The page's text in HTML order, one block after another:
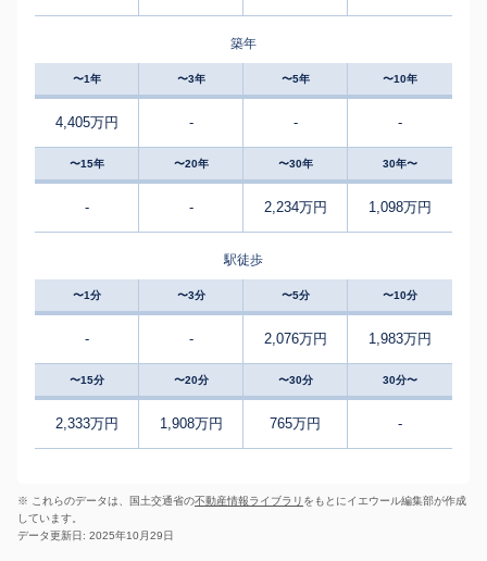
築年
〜1年 〜3年 〜5年 〜10年
4,405万円 - - -
〜15年 〜20年 〜30年 30年〜
- - 2,234万円 1,098万円
駅徒歩
〜1分 〜3分 〜5分 〜10分
- - 2,076万円 1,983万円
〜15分 〜20分 〜30分 30分〜
2,333万円 1,908万円 765万円 -
※ これらのデータは、国土交通省の不動産情報ライブラリ をもとにイエウール編集部が作成
しています。
データ更新日: 2025年10月29日